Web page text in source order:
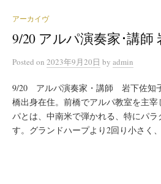
アーカイヴ
9/20 アルパ演奏家･講師
Posted on 2023年9月20日 by admin
9/20 アルパ演奏家・講師 岩下佐知
橋出身在住。前橋でアルパ教室を主
パとは、中南米で弾かれる、特にパ
す。グランドハープより2回り小さく